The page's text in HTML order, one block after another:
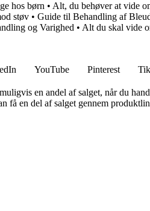
hos børn • Alt, du behøver at vide
støv • Guide til Behandling af
og Varighed • Alt du skal vide
YouTube Pinterest
en andel af salget, når du
en del af salget gennem